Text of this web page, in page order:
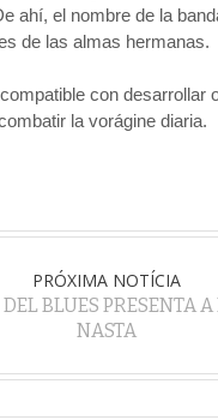
ahí, el nombre de la
de las almas hermanas.
con desarrollar
la vorágine diaria.
PRÓXIMA NOTÍCIA
BLUES PRESENTA
NASTA